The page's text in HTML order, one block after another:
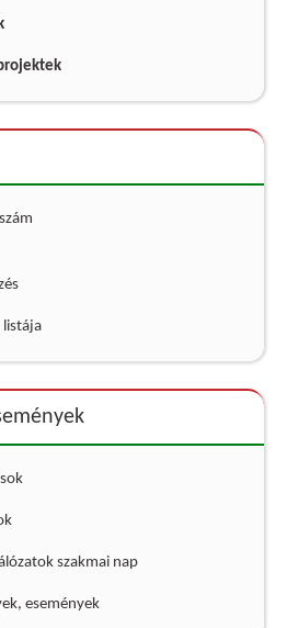
listája
szakmai nap
események